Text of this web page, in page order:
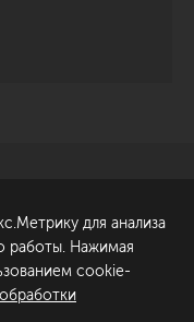
проект
для анализа
работы. Нажимая
cookie-